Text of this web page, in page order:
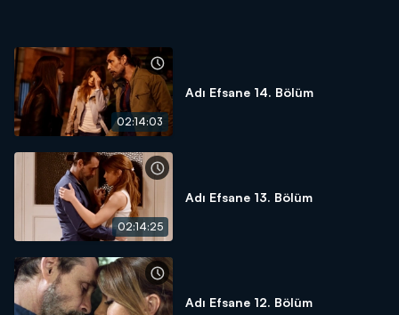
02:14:03
Adı Efsane 14. Bölüm
02:14:25
Adı Efsane 13. Bölüm
Adı Efsane 12. Bölüm